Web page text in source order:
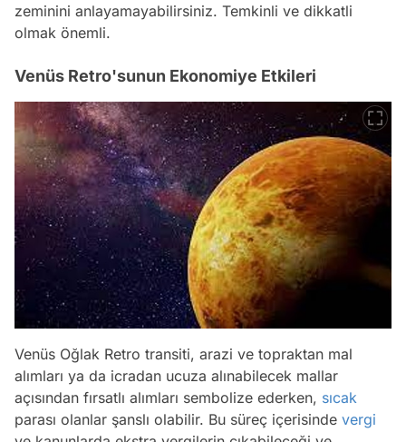
zeminini anlayamayabilirsiniz. Temkinli ve dikkatli
olmak önemli.
Venüs Retro'sunun Ekonomiye Etkileri
Venüs Oğlak Retro transiti, arazi ve topraktan mal
alımları ya da icradan ucuza alınabilecek mallar
açısından fırsatlı alımları sembolize ederken, sıcak
parası olanlar şanslı olabilir. Bu süreç içerisinde vergi